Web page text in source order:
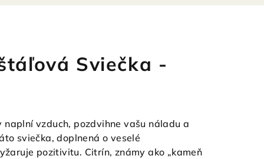
Sviečka -
vzduch, pozdvihne vašu náladu a
sviečka, doplnená o veselé
pozitivitu. Citrín, známy ako „kameň